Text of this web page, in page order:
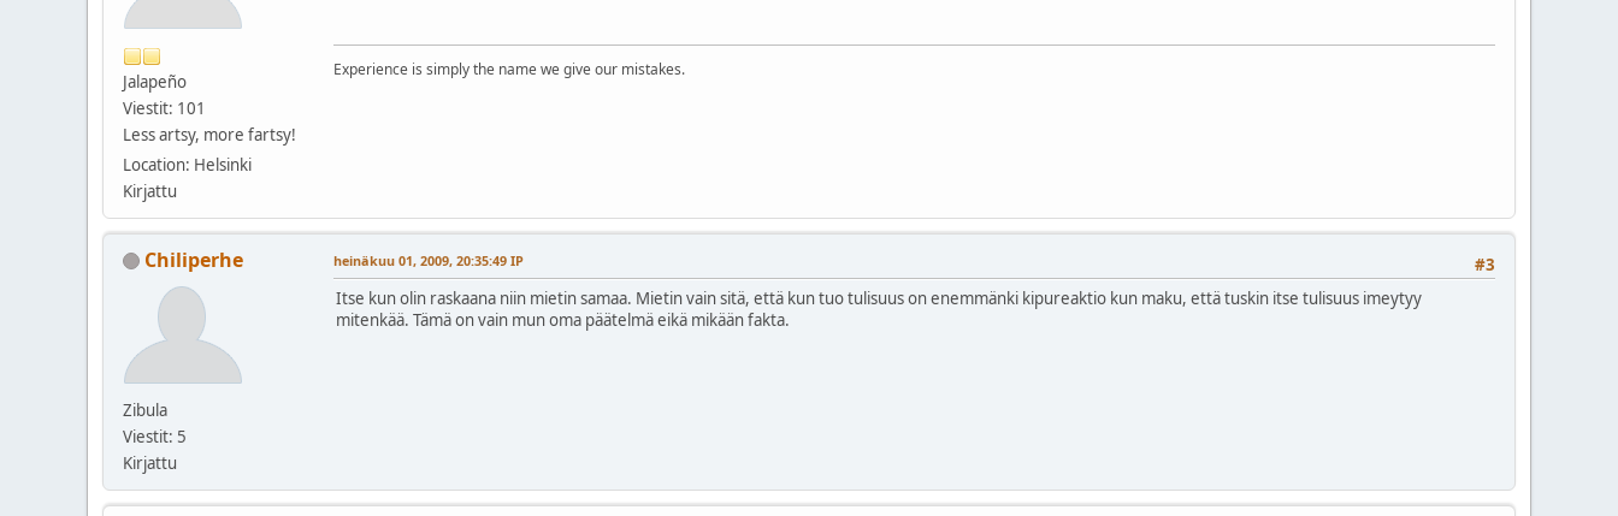
Jalapeño
Viestit: 101
Less artsy, more fartsy!
Location: Helsinki
Kirjattu
Experience is simply the name we give our mistakes.
Chiliperhe
Zibula
Viestit: 5
Kirjattu
#3
heinäkuu 01, 2009, 20:35:49 IP
Itse kun olin raskaana niin mietin samaa. Mietin vain sitä, että kun tuo tulisuus on enemmänki kipureaktio kun maku, että tuskin itse tulisuus imeytyy
mitenkää. Tämä on vain mun oma päätelmä eikä mikään fakta.